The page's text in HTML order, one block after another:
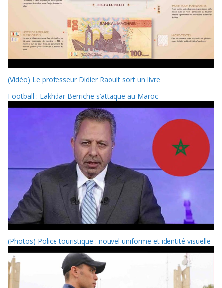
(Vidéo) Le professeur Didier Raoult sort un livre
Football : Lakhdar Berriche s’attaque au Maroc
(Photos) Police touristique : nouvel uniforme et identité visuelle